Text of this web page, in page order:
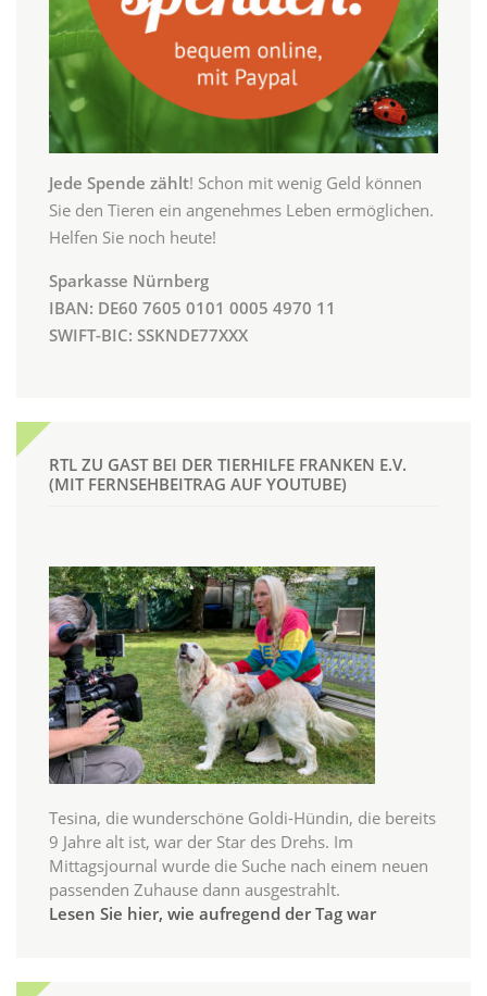
Jede Spende zählt! Schon mit wenig Geld können
Sie den Tieren ein angenehmes Leben ermöglichen.
Helfen Sie noch heute!
Sparkasse Nürnberg
IBAN: DE60 7605 0101 0005 4970 11
SWIFT-BIC: SSKNDE77XXX
RTL ZU GAST BEI DER TIERHILFE FRANKEN E.V.
(MIT FERNSEHBEITRAG AUF YOUTUBE)
Tesina, die wunderschöne Goldi-Hündin, die bereits
9 Jahre alt ist, war der Star des Drehs. Im
Mittagsjournal wurde die Suche nach einem neuen
passenden Zuhause dann ausgestrahlt.
Lesen Sie hier, wie aufregend der Tag war